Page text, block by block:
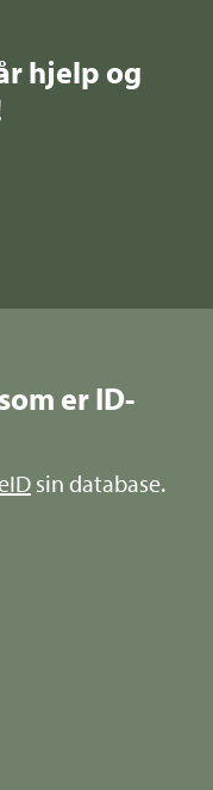
hjelp og
er ID-
sin database.